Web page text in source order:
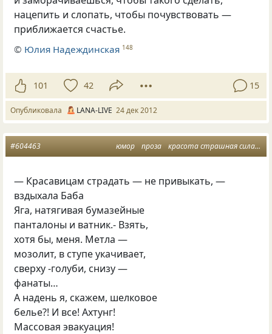
нацепить и слопать, чтобы почувствовать —
приближается счастье.
© Юлия Надеждинская 148
101 42 15
Опубликовала LANA-LIVE 24 дек 2012
юмор проза красота страшная сила
#604463
— Красавицам страдать — не привыкать, —
вздыхала Баба
Яга, натягивая бумазейные
панталоны и ватник.- Взять,
хотя бы, меня. Метла —
мозолит, в ступе укачивает,
сверху -голуби, снизу —
фанаты…
А надень я, скажем, шелковое
белье?! И все! Ахтунг!
Массовая эвакуация!